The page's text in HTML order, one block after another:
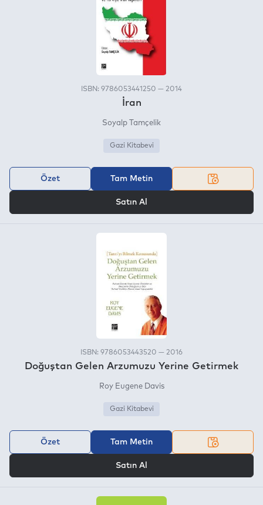
ISBN: 9786053441250 — 2014
İran
Soyalp Tamçelik
Gazi Kitabevi
Özet Tam Metin
Satın Al
ISBN: 9786053443520 — 2016
Doğuştan Gelen Arzumuzu Yerine Getirmek
Roy Eugene Davis
Gazi Kitabevi
Özet Tam Metin
Satın Al